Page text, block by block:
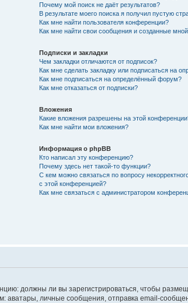
Почему мой поиск не даёт результатов?
В результате моего поиска я получил пустую
Как мне найти пользователя конференции?
Как мне найти свои сообщения и созданные
Подписки и закладки
Чем закладки отличаются от подписок?
Как мне сделать закладку или подписаться на
Как мне подписаться на определённый форум?
Как мне отказаться от подписки?
Вложения
Какие вложения разрешены на этой
Как мне найти мои вложения?
Информация о phpBB
Кто написал эту конференцию?
Почему здесь нет такой-то функции?
С кем можно связаться по вопросу
с этой конференцией?
Как мне связаться с администратором
должны ли вы зарегистрироваться, чтобы
личные сообщения, отправка email-